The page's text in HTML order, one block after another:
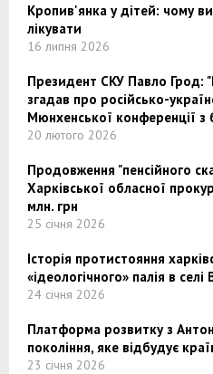
Кропив'янка у дітей: чому
лікувати
16 липня 2026
Президент СКУ Павло Грод:
згадав про російсько-
Мюнхенської конференції з
20 лютого 2026
Продовження "пенсійного
Харківської обласної
млн. грн
25 січня 2026
Історія протистояння
«ідеологічного» палія в
24 січня 2026
Платформа розвитку з
покоління, яке відбудує
23 січня 2026